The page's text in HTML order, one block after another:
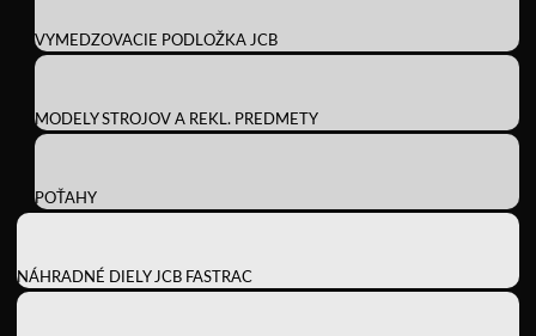
VYMEDZOVACIE PODLOŽKA JCB
MODELY STROJOV A REKL. PREDMETY
POŤAHY
NÁHRADNÉ DIELY JCB FASTRAC